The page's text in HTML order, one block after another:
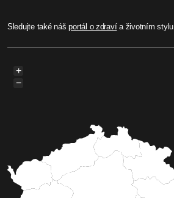
Sledujte také nášportál o zdravía životním stylu
+
−